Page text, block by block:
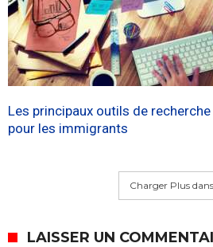
Les principaux outils de recherche
pour les immigrants
Charger Plus dans
LAISSER UN